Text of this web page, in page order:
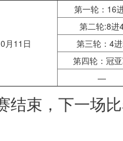
月11日
第一轮：16
第二轮:8进
第三轮：4
第四轮：冠
—
结束，下一场